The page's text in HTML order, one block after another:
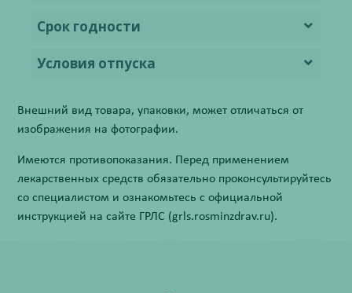
Срок годности
Условия отпуска
Внешний вид товара, упаковки, может отличаться от
изображения на фотографии.
Имеются противопоказания. Перед применением
лекарственных средств обязательно проконсультируйтесь
со специалистом и ознакомьтесь с официальной
инструкцией на сайте ГРЛС (grls.rosminzdrav.ru).